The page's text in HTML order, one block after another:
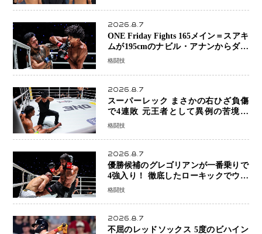
2026.8.7
ONE Friday Fights 165メイン＝スアキ
ムが195cmのナビル・アナンからダウ
ン奪取！猛反撃を耐え抜き判定勝利、
格闘技
2026.8.7
スーパーレック まさかの右ひざ負傷
で4連敗 元王者として異例の苦境…
「アクシデント」でも消えない危険信
格闘技
2026.8.7
優勝候補のグレゴリアンが一番乗りで
4強入り！ 徹底したローキックでウス
ビャンを攻略、判定勝利
格闘技
2026.8.7
不屈のレッドソックス 5度のビハイン